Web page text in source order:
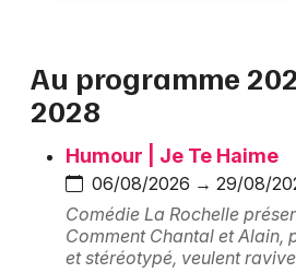
Foires & salons
Spectacles
Concerts
Sports
Mulhouse
Montpellier
Nantes
Nice
Paris
Au programme
2028
Humour | Je Te Haime
06/08/2026 → 29/08/
Comédie La Rochelle
Comment Chantal et Alain,
et stéréotypé, veulent